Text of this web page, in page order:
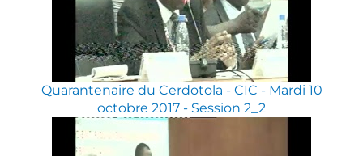
Quarantenaire du Cerdotola - CIC - Mardi 10
octobre 2017 - Session 2_2